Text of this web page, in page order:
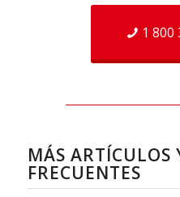
1 800
MÁS ARTÍCULOS
FRECUENTES